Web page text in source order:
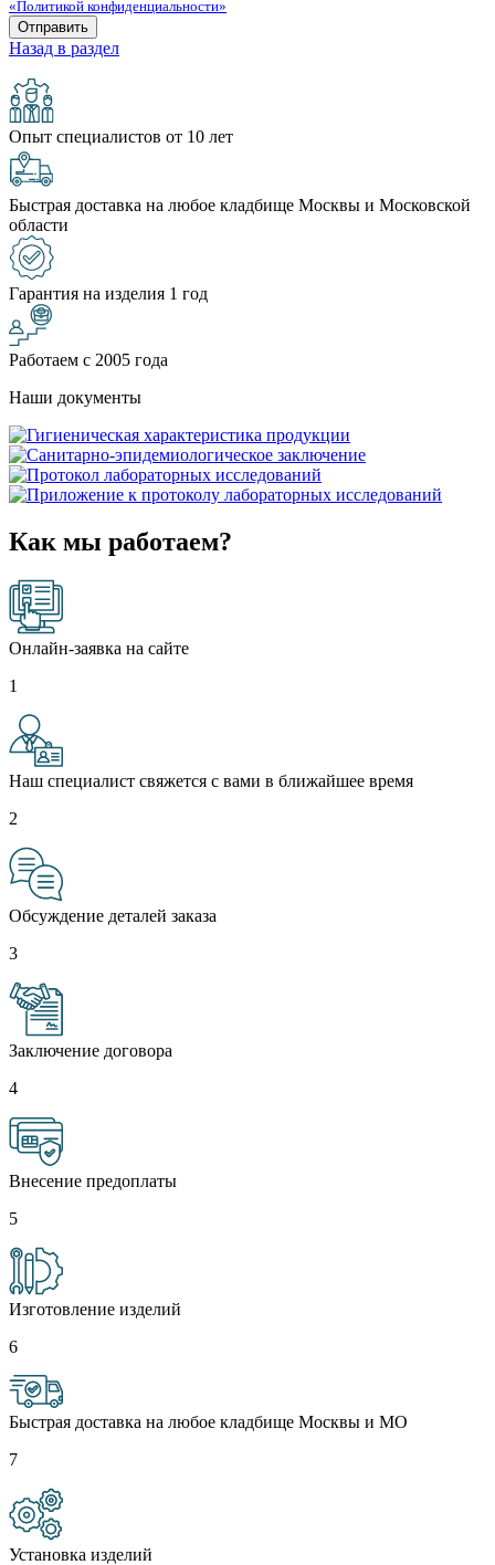
«Политикой конфиденциальности»
Назад в раздел
Опыт специалистов от 10 лет
Быстрая доставка на любое кладбище Москвы и Московской
области
Гарантия на изделия 1 год
Работаем с 2005 года
Наши документы
Как мы работаем?
Онлайн-заявка на сайте
1
Наш специалист свяжется с вами в ближайшее время
2
Обсуждение деталей заказа
3
Заключение договора
4
Внесение предоплаты
5
Изготовление изделий
6
Быстрая доставка на любое кладбище Москвы и МО
7
Установка изделий